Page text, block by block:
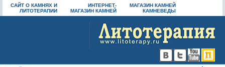
САЙТ О КАМНЯХ И
ЛИТОТЕРАПИИ
ИНТЕРНЕТ-
МАГАЗИН КАМНЕЙ
МАГАЗИН КАМНЕЙ
КАМНЕВЕДЫ